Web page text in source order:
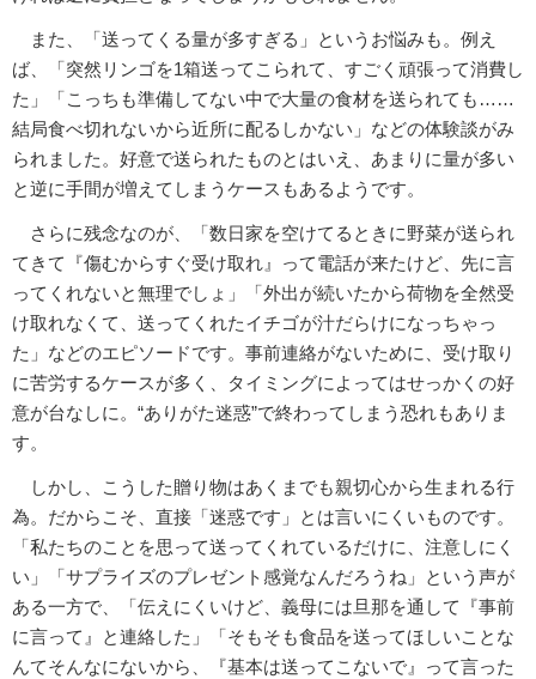
また、「送ってくる量が多すぎる」というお悩みも。例え
ば、「突然リンゴを1箱送ってこられて、すごく頑張って消費し
た」「こっちも準備してない中で大量の食材を送られても……
結局食べ切れないから近所に配るしかない」などの体験談がみ
られました。好意で送られたものとはいえ、あまりに量が多い
と逆に手間が増えてしまうケースもあるようです。
さらに残念なのが、「数日家を空けてるときに野菜が送られ
てきて『傷むからすぐ受け取れ』って電話が来たけど、先に言
ってくれないと無理でしょ」「外出が続いたから荷物を全然受
け取れなくて、送ってくれたイチゴが汁だらけになっちゃっ
た」などのエピソードです。事前連絡がないために、受け取り
に苦労するケースが多く、タイミングによってはせっかくの好
意が台なしに。“ありがた迷惑”で終わってしまう恐れもありま
す。
しかし、こうした贈り物はあくまでも親切心から生まれる行
為。だからこそ、直接「迷惑です」とは言いにくいものです。
「私たちのことを思って送ってくれているだけに、注意しにく
い」「サプライズのプレゼント感覚なんだろうね」という声が
ある一方で、「伝えにくいけど、義母には旦那を通して『事前
に言って』と連絡した」「そもそも食品を送ってほしいことな
んてそんなにないから、『基本は送ってこないで』って言った